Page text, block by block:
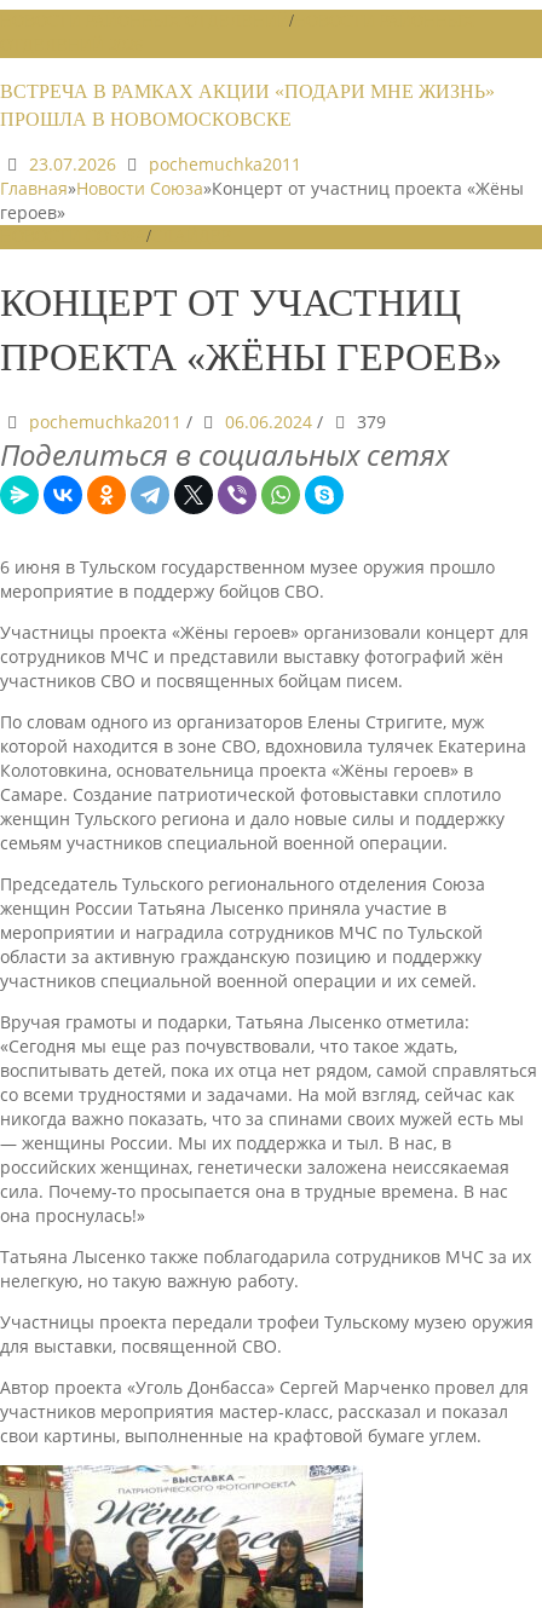
/
ВСТРЕЧА В РАМКАХ АКЦИИ «ПОДАРИ МНЕ ЖИЗНЬ»
ПРОШЛА В НОВОМОСКОВСКЕ
23.07.2026
pochemuchka2011
Главная»Новости Союза»Концерт от участниц проекта «Жёны
героев»
/
КОНЦЕРТ ОТ УЧАСТНИЦ
ПРОЕКТА «ЖЁНЫ ГЕРОЕВ»
pochemuchka2011 / 06.06.2024 / 379
Поделиться в социальных сетях
6 июня в Тульском государственном музее оружия прошло
мероприятие в поддержу бойцов СВО.
Участницы проекта «Жёны героев» организовали концерт для
сотрудников МЧС и представили выставку фотографий жён
участников СВО и посвященных бойцам писем.
По словам одного из организаторов Елены Стригите, муж
которой находится в зоне СВО, вдохновила тулячек Екатерина
Колотовкина, основательница проекта «Жёны героев» в
Самаре. Создание патриотической фотовыставки сплотило
женщин Тульского региона и дало новые силы и поддержку
семьям участников специальной военной операции.
Председатель Тульского регионального отделения Союза
женщин России Татьяна Лысенко приняла участие в
мероприятии и наградила сотрудников МЧС по Тульской
области за активную гражданскую позицию и поддержку
участников специальной военной операции и их семей.
Вручая грамоты и подарки, Татьяна Лысенко отметила:
«Сегодня мы еще раз почувствовали, что такое ждать,
воспитывать детей, пока их отца нет рядом, самой справляться
со всеми трудностями и задачами. На мой взгляд, сейчас как
никогда важно показать, что за спинами своих мужей есть мы
— женщины России. Мы их поддержка и тыл. В нас, в
российских женщинах, генетически заложена неиссякаемая
сила. Почему-то просыпается она в трудные времена. В нас
она проснулась!»
Татьяна Лысенко также поблагодарила сотрудников МЧС за их
нелегкую, но такую важную работу.
Участницы проекта передали трофеи Тульскому музею оружия
для выставки, посвященной СВО.
Автор проекта «Уголь Донбасса» Сергей Марченко провел для
участников мероприятия мастер-класс, рассказал и показал
свои картины, выполненные на крафтовой бумаге углем.